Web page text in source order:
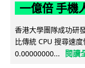
一億倍 手機
香港大學團隊成功研
比傳統 CPU 搜尋速
0.00000000...
閱讀